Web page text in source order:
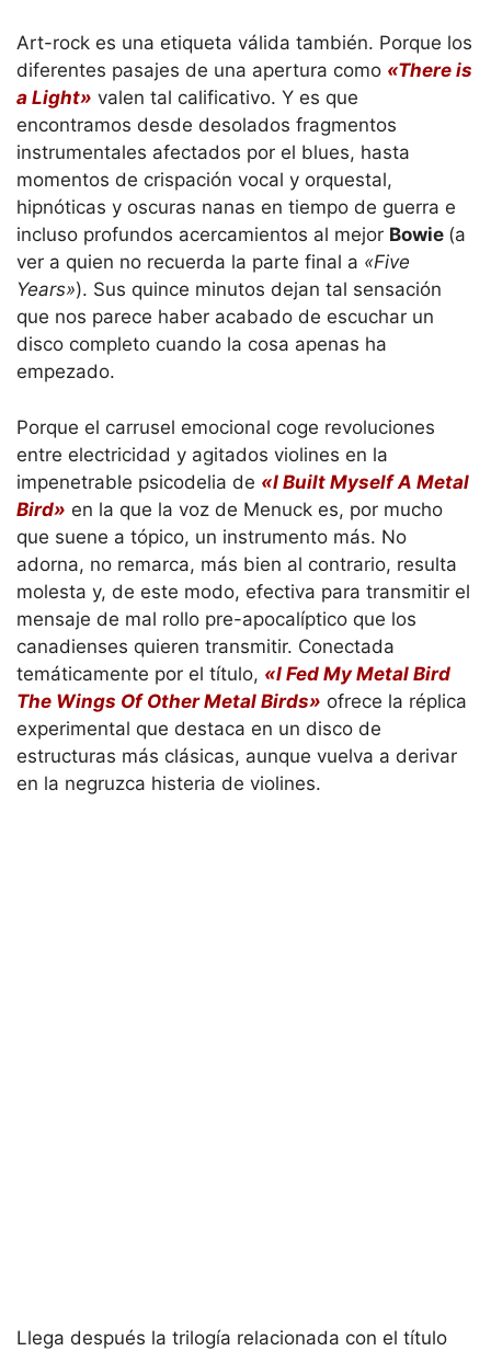
Art-rock es una etiqueta válida también. Porque los
diferentes pasajes de una apertura como «There is
a Light» valen tal calificativo. Y es que
encontramos desde desolados fragmentos
instrumentales afectados por el blues, hasta
momentos de crispación vocal y orquestal,
hipnóticas y oscuras nanas en tiempo de guerra e
incluso profundos acercamientos al mejor Bowie (a
ver a quien no recuerda la parte final a «Five
Years»). Sus quince minutos dejan tal sensación
que nos parece haber acabado de escuchar un
disco completo cuando la cosa apenas ha
empezado.
Porque el carrusel emocional coge revoluciones
entre electricidad y agitados violines en la
impenetrable psicodelia de «I Built Myself A Metal
Bird» en la que la voz de Menuck es, por mucho
que suene a tópico, un instrumento más. No
adorna, no remarca, más bien al contrario, resulta
molesta y, de este modo, efectiva para transmitir el
mensaje de mal rollo pre-apocalíptico que los
canadienses quieren transmitir. Conectada
temáticamente por el título, «I Fed My Metal Bird
The Wings Of Other Metal Birds» ofrece la réplica
experimental que destaca en un disco de
estructuras más clásicas, aunque vuelva a derivar
en la negruzca histeria de violines.
Llega después la trilogía relacionada con el título